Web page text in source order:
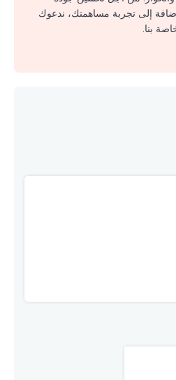
إلى تجربة مساهمتك، ندعوك
بنا.